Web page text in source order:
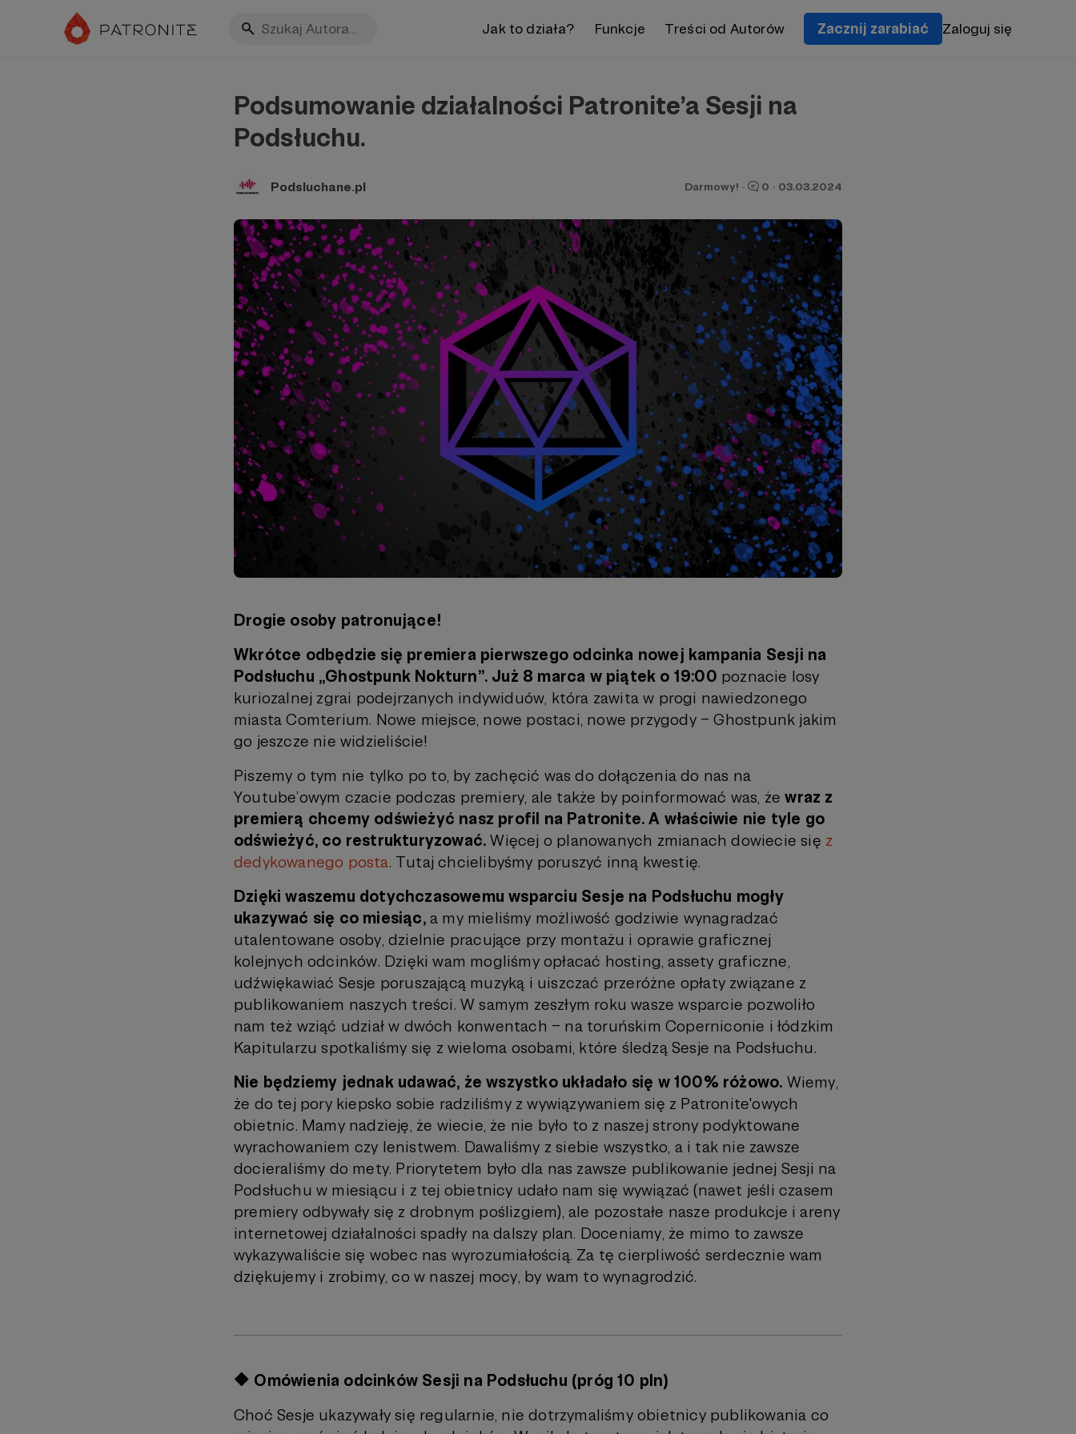
Jak to działa? Funkcje Treści od Autorów Zacznij zarabiać Zaloguj się
Podsumowanie działalności Patronite’a Sesji na
Podsłuchu.
Podsluchane.pl Darmowy! · 0 · 03.03.2024
Drogie osoby patronujące!
Wkrótce odbędzie się premiera pierwszego odcinka nowej kampania Sesji na
Podsłuchu „Ghostpunk Nokturn”. Już 8 marca w piątek o 19:00 poznacie losy
kuriozalnej zgrai podejrzanych indywiduów, która zawita w progi nawiedzonego
miasta Comterium. Nowe miejsce, nowe postaci, nowe przygody – Ghostpunk jakim
go jeszcze nie widzieliście!
Piszemy o tym nie tylko po to, by zachęcić was do dołączenia do nas na
Youtube’owym czacie podczas premiery, ale także by poinformować was, żewraz z
premierą chcemy odświeżyć nasz profil na Patronite. A właściwie nie tyle go
odświeżyć, co restrukturyzować.Więcej o planowanych zmianach dowiecie się z
dedykowanego posta. Tutaj chcielibyśmy poruszyć inną kwestię.
Dzięki waszemu dotychczasowemu wsparciu Sesje na Podsłuchu mogły
ukazywać się co miesiąc,a my mieliśmy możliwość godziwie wynagradzać
utalentowane osoby, dzielnie pracujące przy montażu i oprawie graficznej
kolejnych odcinków. Dzięki wam mogliśmy opłacać hosting, assety graficzne,
udźwiękawiać Sesje poruszającą muzyką i uiszczać przeróżne opłaty związane z
publikowaniem naszych treści. W samym zeszłym roku wasze wsparcie pozwoliło
nam też wziąć udział w dwóch konwentach – na toruńskim Coperniconie i łódzkim
Kapitularzu spotkaliśmy się z wieloma osobami, które śledzą Sesje na Podsłuchu.
Nie będziemy jednak udawać, że wszystko układało się w 100% różowo. Wiemy,
że do tej pory kiepsko sobie radziliśmy z wywiązywaniem się z Patronite'owych
obietnic. Mamy nadzieję, że wiecie, że nie było to z naszej strony podyktowane
wyrachowaniem czy lenistwem. Dawaliśmy z siebie wszystko, a i tak nie zawsze
docieraliśmy do mety. Priorytetem było dla nas zawsze publikowanie jednej Sesji na
Podsłuchu w miesiącu i z tej obietnicy udało nam się wywiązać (nawet jeśli czasem
premiery odbywały się z drobnym poślizgiem), ale pozostałe nasze produkcje i areny
internetowej działalności spadły na dalszy plan. Doceniamy, że mimo to zawsze
wykazywaliście się wobec nas wyrozumiałością. Za tę cierpliwość serdecznie wam
dziękujemy i zrobimy, co w naszej mocy, by wam to wynagrodzić.
🔶 Omówienia odcinków Sesji na Podsłuchu (próg 10 pln)
Choć Sesje ukazywały się regularnie, nie dotrzymaliśmy obietnicy publikowania co